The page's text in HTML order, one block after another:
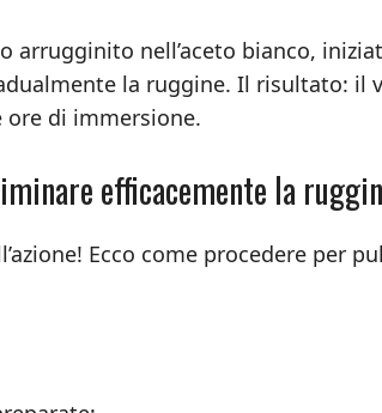
arrugginito nell’aceto bianco,
la ruggine. Il risultato:
di immersione.
efficacemente la
Ecco come procedere per